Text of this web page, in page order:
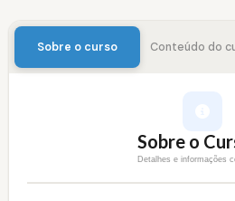
Sobre o curso Conteúdo do
Sobre o
Detalhes e informações